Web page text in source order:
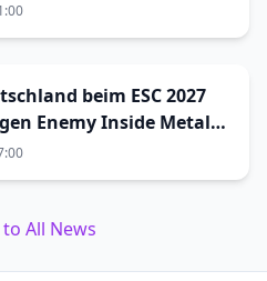
beim ESC 2027
Enemy Inside Metal
to All News